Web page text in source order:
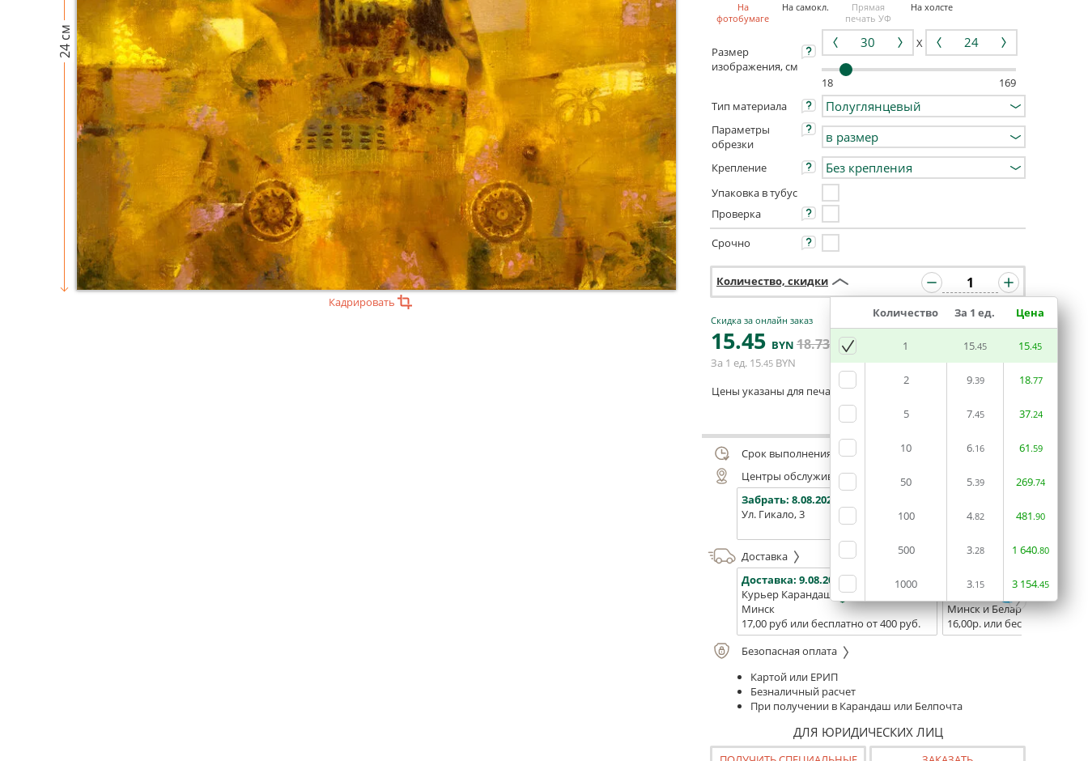
24 см
Кадрировать
На
фотобумаге
На самокл.
Прямая
печать УФ
На холсте
Размер
изображения, см
X
18
169
Тип материала
Параметры
обрезки
Крепление
Упаковка в тубус
Проверка
Срочно
Количество, скидки
Количество За 1 ед. Цена
1 15.45 15.45
2 9.39 18.77
5 7.45 37.24
10 6.16 61.59
50 5.39 269.74
100 4.82 481.90
500 3.28 1 640.80
1000 3.15 3 154.45
Скидка за онлайн заказ
15.45 BYN 18.73
BYN
За 1 ед. 15.45 BYN
В КОРЗИНУ
Цены указаны для печати из готового макета
Оставить комментарий
Срок выполнения заказа (до 200 руб.):
48 часов
Центры обслуживания, самовывоз
Забрать: 8.08.2026
Ул. Гикало, 3
Ул. Б. Хмельницкого, 7
Доставка
Доставка: 9.08.2026
Курьер Карандаш
Минск
17,00 руб или бесплатно от 400 руб.
Доставка:
11.08.2026 -
Минск и Беларусь
16,00р. или бесплатно от
Безопасная оплата
Картой или ЕРИП
Безналичный расчет
При получении в Карандаш или Белпочта
ДЛЯ ЮРИДИЧЕСКИХ ЛИЦ